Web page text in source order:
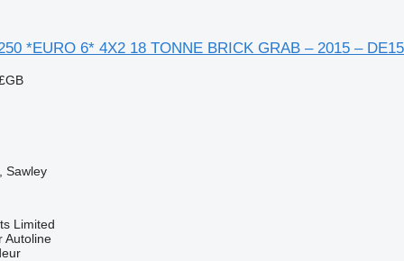
*EURO 6* 4X2 18 TONNE BRICK GRAB – 2015 –
Sawley
Limited
Autoline